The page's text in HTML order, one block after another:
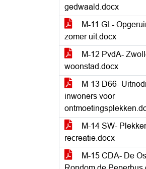
gedwaald.docx
M-11 GL-
zomer uit.docx
M-12 PvdA-
woonstad.docx
M-13 D66-
inwoners voor
M-14 SW-
recreatie.docx
M-15 CDA- De